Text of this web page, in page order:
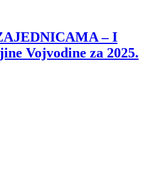
– I
Vojvodine za 2025.